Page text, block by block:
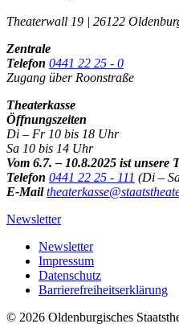
Theaterwall 19 | 26122
Zentrale
Telefon 0441 22 25 - 0
Zugang über Roonstraße
Theaterkasse
Öffnungszeiten
Di – Fr 10 bis 18 Uhr
Sa 10 bis 14 Uhr
Vom 6.7. – 10.8.2025 ist unsere
Telefon 0441 22 25 - 111 (Di –
E-Mail
Newsletter
Newsletter
Impressum
Datenschutz
Barrierefreiheitserklärung
© 2026 Oldenburgisches